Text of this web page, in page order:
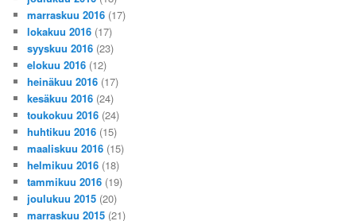
marraskuu 2016 (17)
lokakuu 2016 (17)
syyskuu 2016 (23)
elokuu 2016 (12)
heinäkuu 2016 (17)
kesäkuu 2016 (24)
toukokuu 2016 (24)
huhtikuu 2016 (15)
maaliskuu 2016 (15)
helmikuu 2016 (18)
tammikuu 2016 (19)
joulukuu 2015 (20)
marraskuu 2015 (21)